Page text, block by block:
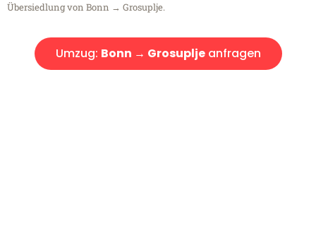
Übersiedlung von Bonn → Grosuplje.
Umzug: Bonn → Grosupljeanfragen